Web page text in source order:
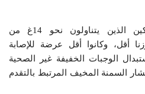
وأظهرت النتائج أن المشاركين الذين يتناولون نحو 14غ من
أقل، وكانوا أقل عرضة للإصابة
الوجبات الخفيفة غير الصحية
السمنة المخيف المرتبط بالتقدم